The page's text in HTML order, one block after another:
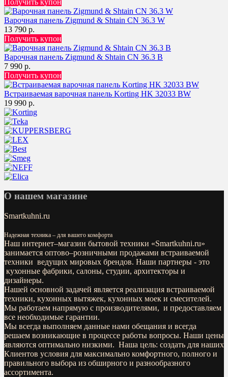
Варочная панель Zigmund & Shtain CN 36.3 W
13 790 р.
Получить купон
Варочная панель Zigmund & Shtain CN 36.3 B
7 990 р.
Получить купон
Встраиваемая варочная панель Korting HK 32033 BW
19 990 р.
О нашем магазине
Smartkuhni.ru
Надежная техника – для вашего комфорта
Наш интернет–магазин бытовой техники «Smartkuhni.ru»
занимается оптово–розничными продажами встраиваемой
техники ведущих мировых брендов. Наши партнеры - это
кухонные фабрики, салоны, студии, архитекторы и
дизайнеры.
Нашей основной задачей является реализация встраиваемой
техники, кухонных вытяжек, кухонных моек и смесителей.
Мы работаем напрямую с производителями, и предоставляем
все необходимые гарантии.
Мы всегда выполняем данные нами обещания и всегда
решаем возникающие в процессе работы вопросы. Наши цены
являются оптимально низкими. Наша цель: создать для наших
Клиентов условия для максимально комфортного, полного и
правильного выбора из обширного и разнообразного
ассортимента.